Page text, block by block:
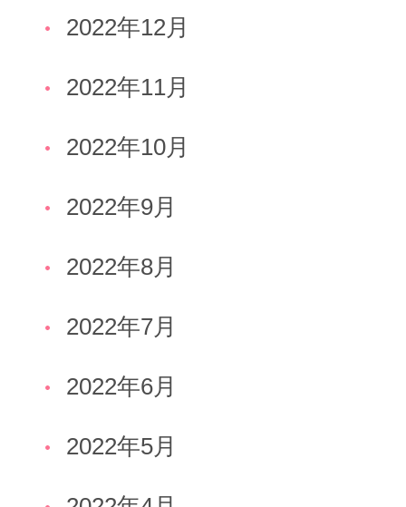
2022年12月
2022年11月
2022年10月
2022年9月
2022年8月
2022年7月
2022年6月
2022年5月